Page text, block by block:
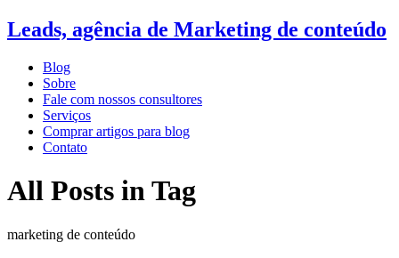
Leads, agência de Marketing de conteúdo
Blog
Sobre
Fale com nossos consultores
Serviços
Comprar artigos para blog
Contato
All Posts in Tag
marketing de conteúdo